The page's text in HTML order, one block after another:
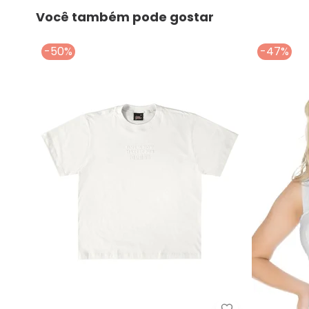
Você também pode gostar
-50% -47%